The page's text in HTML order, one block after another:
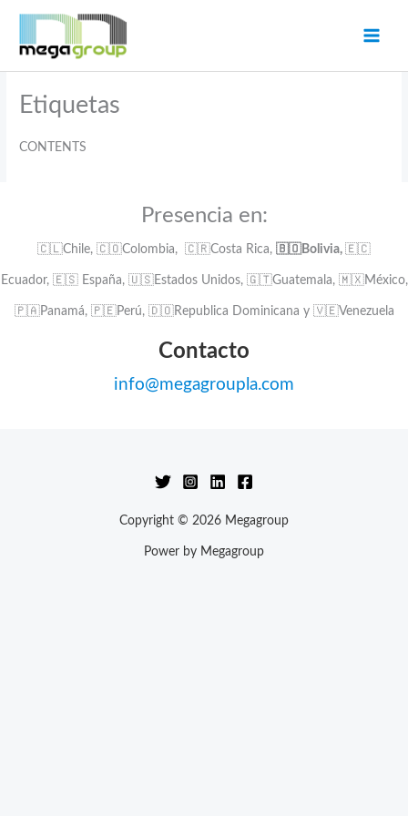
Etiquetas
CONTENTS
Presencia en:
🇨🇱Chile, 🇨🇴Colombia, 🇨🇷Costa Rica, 🇧🇴Bolivia, 🇪🇨
Ecuador, 🇪🇸 España, 🇺🇸Estados Unidos, 🇬🇹Guatemala, 🇲🇽México,
🇵🇦Panamá, 🇵🇪Perú, 🇩🇴Republica Dominicana y 🇻🇪Venezuela
Contacto
info@megagroupla.com
Copyright © 2026 Megagroup
Power by Megagroup